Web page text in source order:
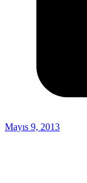
Mayıs 9, 2013